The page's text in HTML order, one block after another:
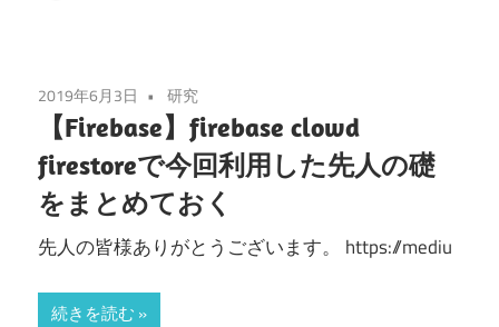
2019年6月3日 研究
【Firebase】firebase clowd
firestoreで今回利用した先人の礎
をまとめておく
先人の皆様ありがとうございます。 https://mediu
続きを読む